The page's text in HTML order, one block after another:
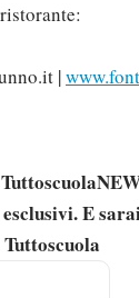
|
E